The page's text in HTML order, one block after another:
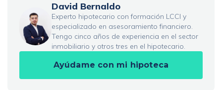
David Bernaldo
Experto hipotecario con formación LCCI y
especializado en asesoramiento financiero.
Tengo cinco años de experiencia en el sector
inmobiliario y otros tres en el hipotecario.
Ayúdame con mi hipoteca